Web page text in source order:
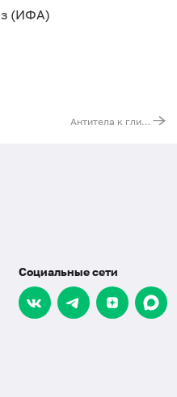
(ИФА)
Антитела к глиадину, IgG
Социальные сети